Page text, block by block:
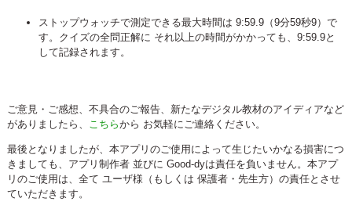
ストップウォッチで測定できる最大時間は 9:59.9（9分59秒9）で
す。クイズの全問正解に それ以上の時間がかかっても、9:59.9と
して記録されます。
ご意見・ご感想、不具合のご報告、新たなデジタル教材のアイディアなど
がありましたら、 こちらから お気軽にご連絡ください。
最後となりましたが、本アプリのご使用によって生じたいかなる損害につ
きましても、アプリ制作者 並びに Good-dyは責任を負いません。本アプ
リのご使用は、全て ユーザ様（もしくは 保護者・先生方）の責任とさせ
ていただきます。